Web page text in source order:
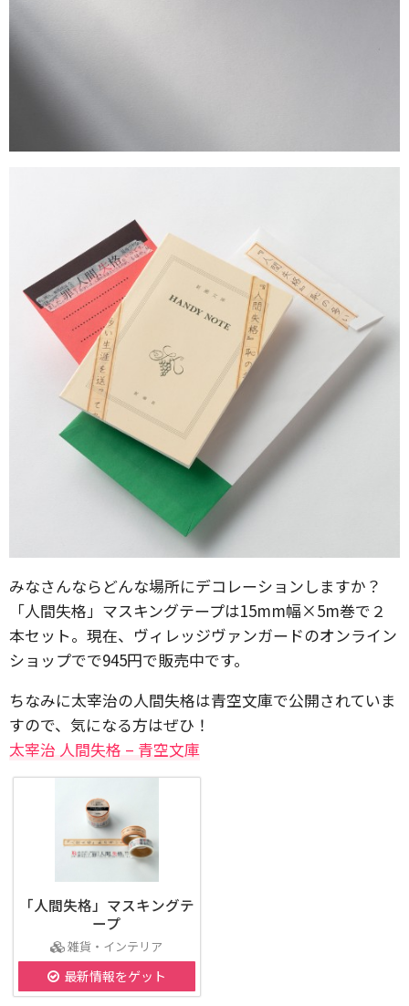
みなさんならどんな場所にデコレーションしますか？
「人間失格」マスキングテープは15mm幅×5m巻で２
本セット。現在、ヴィレッジヴァンガードのオンライン
ショップでで945円で販売中です。
ちなみに太宰治の人間失格は青空文庫で公開されていま
すので、気になる方はぜひ！
太宰治 人間失格 – 青空文庫
「人間失格」マスキングテ
ープ
雑貨・インテリア
最新情報をゲット